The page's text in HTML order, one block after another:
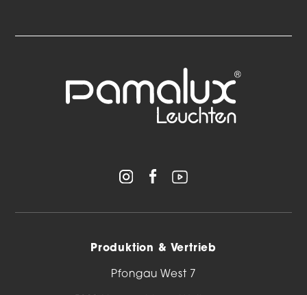
Produktion & Vertrieb
Pfongau West 7